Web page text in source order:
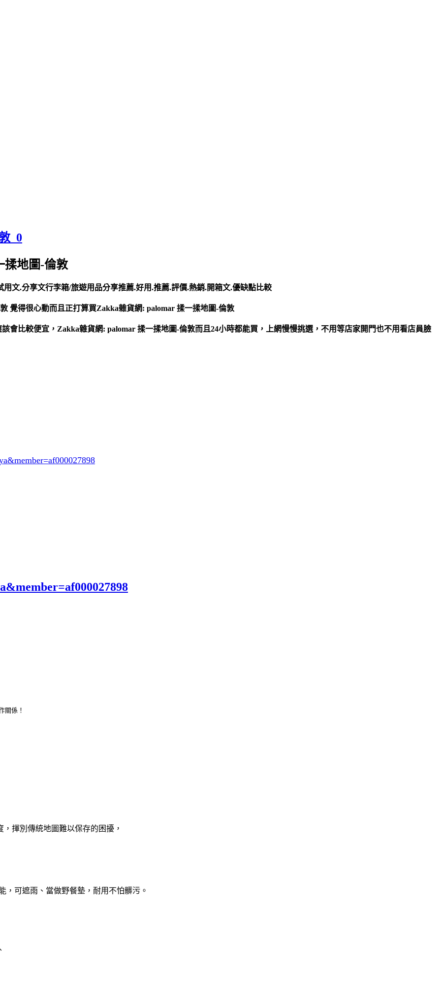
_0
揉地圖-倫敦
文.分享文行李箱/旅遊用品分享推薦.好用.推薦.評價.熱銷.開箱文.優缺點比較
覺得很心動而且正打算買Zakka雜貨網: palomar 揉一揉地圖-倫敦
會比較便宜，Zakka雜貨網: palomar 揉一揉地圖-倫敦而且24小時都能買，上網慢慢挑選，不用等店家開門也不用看店員臉
關係！
揮別傳統地圖難以保存的困擾，
，可遮雨、當做野餐墊，耐用不怕髒污。